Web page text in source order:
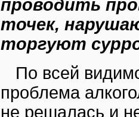
проводить
точек,
торгуют
По всей
проблема
не решалась и